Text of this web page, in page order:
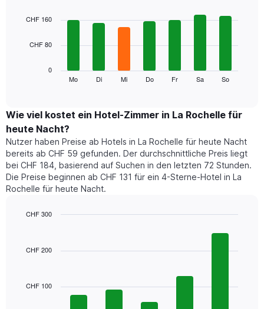
die
Monate
hat
1
Y-
Achse,
die
den
durchschnittlichen
Zimmerpreis
chart
bars.
den
durchschnittlichen
Preis
eines
Zimmers
für
den
jeweiligen
Das
die
Mo Di Mi Do Fr Sa So
0
CHF 80
CHF 160
Wie viel kostet ein Hotel-Zimmer in La Rochelle für
heute Nacht?
Nutzer haben Preise ab Hotels in La Rochelle für heute Nacht
bereits ab CHF 59 gefunden. Der durchschnittliche Preis liegt
bei CHF 184, basierend auf Suchen in den letzten 72 Stunden.
Die Preise beginnen ab CHF 131 für ein 4-Sterne-Hotel in La
Rochelle für heute Nacht.
with
Das
CHF 100
CHF 200
CHF 300